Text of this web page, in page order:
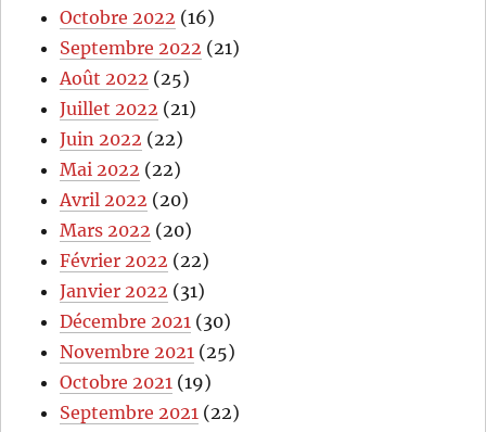
Octobre 2022 (16)
Septembre 2022 (21)
Août 2022 (25)
Juillet 2022 (21)
Juin 2022 (22)
Mai 2022 (22)
Avril 2022 (20)
Mars 2022 (20)
Février 2022 (22)
Janvier 2022 (31)
Décembre 2021 (30)
Novembre 2021 (25)
Octobre 2021 (19)
Septembre 2021 (22)